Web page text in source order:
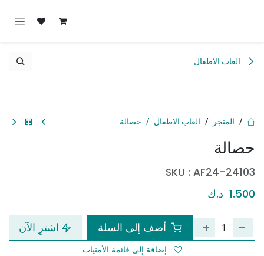
العاب الاطفال
حصالة
SKU : AF24-24103
1.500 د.ك
أضف إلى السلة اشترِ الآن
إضافة إلى قائمة الأمنيات
المتجر العاب الاطفال حصالة